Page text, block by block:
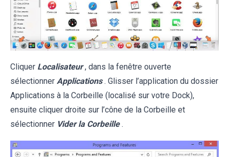
Cliquer Localisateur , dans la fenêtre ouverte
sélectionner Applications . Glisser l’application du dossier
Applications à la Corbeille (localisé sur votre Dock),
ensuite cliquer droite sur l’cône de la Corbeille et
sélectionner Vider la Corbeille .